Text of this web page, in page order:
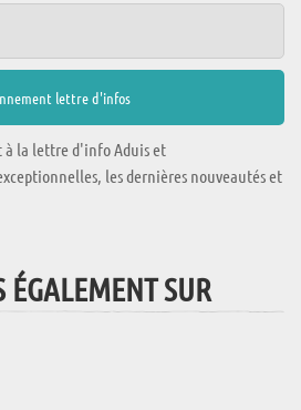
à la lettre d'info Aduis et
les dernières nouveautés et
SUR